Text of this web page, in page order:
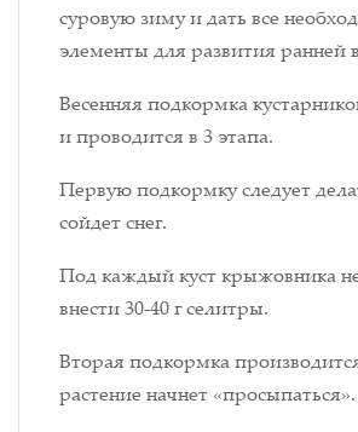
суровую зиму и дать все
элементы для развития ранней
Весенняя подкормка
и проводится в 3 этапа.
Первую подкормку следует
сойдет снег.
Под каждый куст крыжовника
внести 30-40 г селитры.
Вторая подкормка
растение начнет «просыпаться».